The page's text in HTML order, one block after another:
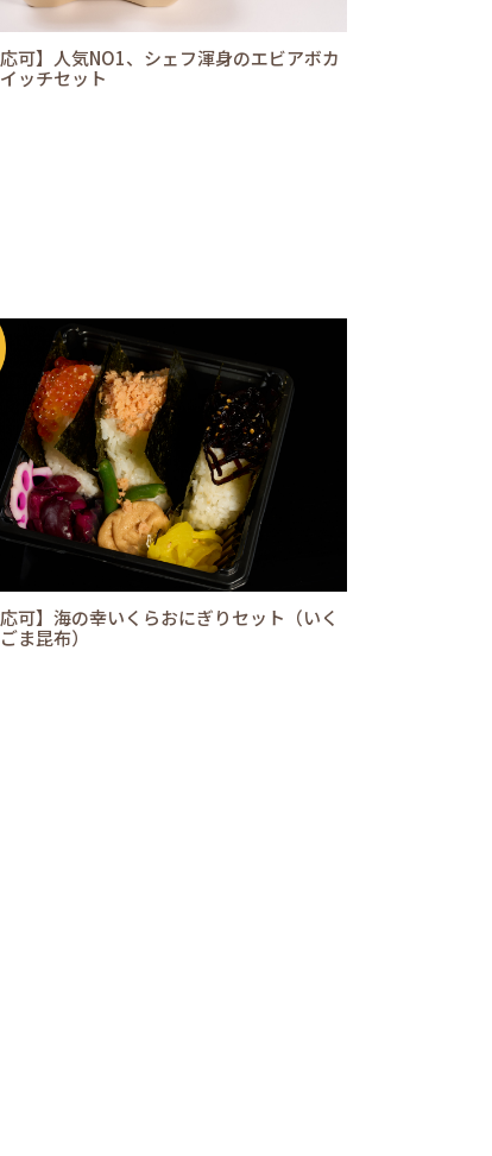
応可】人気NO1、シェフ渾身のエビアボカ
ッチセット
応可】海の幸いくらおにぎりセット（いく
ま昆布）